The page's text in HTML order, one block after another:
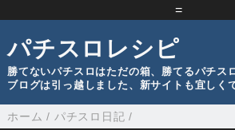
=
パチスロレシピ
勝てないパチスロはただの箱、勝てるパチス
ブログは引っ越しました、新サイトも宜しく
ホーム / パチスロ日記 /